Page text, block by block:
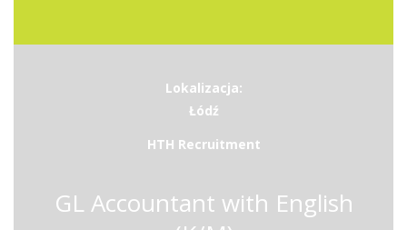
Lokalizacja:
Łódź
HTH Recruitment
GL Accountant with English